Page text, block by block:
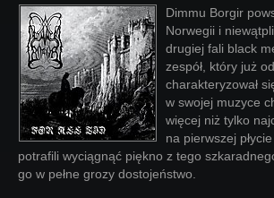
Dimmu Borgir
Norwegii i
drugiej fali black
zespół, który już
charakteryzował
w swojej muzyce
więcej niż tylko
na pierwszej płycie
potrafili wyciągnąć piękno z tego
go w pełne grozy dostojeństwo.